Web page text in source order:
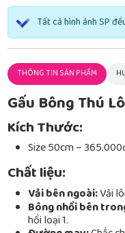
Tất cả hình ảnh SP
THÔNG TIN SẢN PHẨM
Gấu Bông Thú
Kích Thước:
Size 50cm –
Chất liệu:
Vải bên ngoài:Vải
Bông nhồi bên
hồi loại 1.